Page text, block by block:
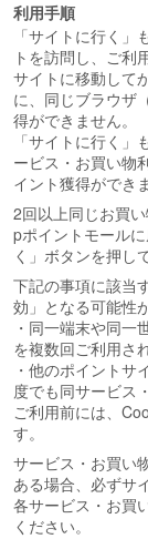
利用手順
「サイトに行く
トを訪問し、ご利
サイトに移動して
に、同じブラウザ
得ができません。
「サイトに行く
ービス・お買い物
イント獲得ができ
2回以上同じお買
pポイントモール
く」ボタンを押し
下記の事項に該当
効」となる可能性
・同一端末や同一
を複数回ご利用さ
・他のポイント
度でも同サービス
ご利用前には、
す。
サービス・お買い
ある場合、必ずサ
各サービス・お買
ください。